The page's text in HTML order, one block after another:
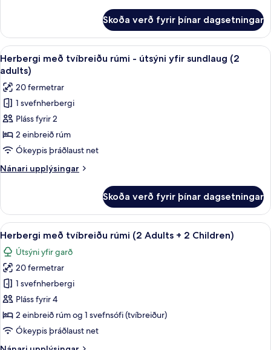
herbergi
með
tvíbreiðu
rúmi
adults)
Skoða verð fyrir þínar dagsetningar
Skoða
allar
myndir
fyrir
Herbergi
með
tvíbreiðu
rúmi
-
útsýni
sundlaug
(2
adults)
Öryggishólf í herbergi, skrifborð,
5
Herbergi með tvíbreiðu rúmi - útsýni yfir sundlaug (2
adults)
20 fermetrar
1 svefnherbergi
Pláss fyrir 2
2 einbreið rúm
Ókeypis þráðlaust net
Nánari upplýsingar
Nánari
með
tvíbreiðu
rúmi
útsýni
yfir
sundlaug
(2
adults)
Skoða verð fyrir þínar dagsetningar
Skoða
allar
myndir
fyrir
Herbergi
með
tvíbreiðu
rúmi
Öryggishólf í herbergi, skrifborð,
4
Herbergi með tvíbreiðu rúmi (2 Adults + 2 Children)
Útsýni yfir garð
20 fermetrar
1 svefnherbergi
Pláss fyrir 4
2 einbreið rúm og 1 svefnsófi (tvíbreiður)
Ókeypis þráðlaust net